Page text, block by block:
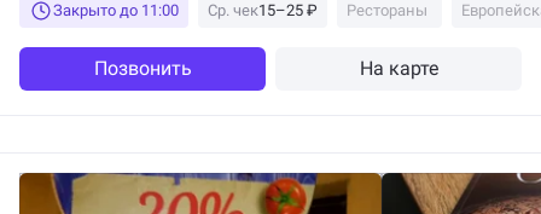
Закрыто до 11:00
Ср. чек15–25 ₽ Рестораны
Позвонить На карте